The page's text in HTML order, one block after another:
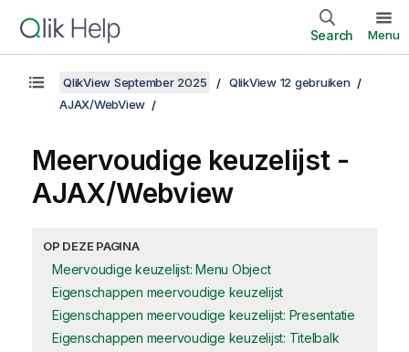
Search Menu
QlikView September 2025
QlikView 12 gebruiken
AJAX/WebView
Meervoudige keuzelijst -
AJAX/Webview
OP DEZE PAGINA
Meervoudige keuzelijst: Menu Object
Eigenschappen meervoudige keuzelijst
Eigenschappen meervoudige keuzelijst: Presentatie
Eigenschappen meervoudige keuzelijst: Titelbalk